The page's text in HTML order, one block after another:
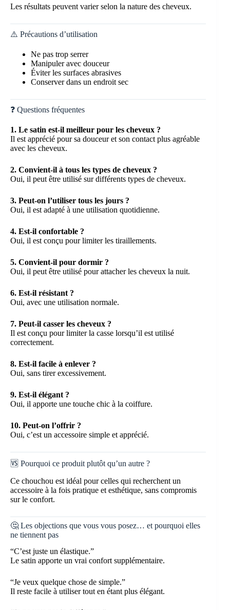
Les résultats peuvent varier selon la nature des cheveux.
⚠️ Précautions d’utilisation
Ne pas trop serrer
Manipuler avec douceur
Éviter les surfaces abrasives
Conserver dans un endroit sec
❓ Questions fréquentes
1. Le satin est-il meilleur pour les cheveux ?
Il est apprécié pour sa douceur et son contact plus agréable
avec les cheveux.
2. Convient-il à tous les types de cheveux ?
Oui, il peut être utilisé sur différents types de cheveux.
3. Peut-on l’utiliser tous les jours ?
Oui, il est adapté à une utilisation quotidienne.
4. Est-il confortable ?
Oui, il est conçu pour limiter les tiraillements.
5. Convient-il pour dormir ?
Oui, il peut être utilisé pour attacher les cheveux la nuit.
6. Est-il résistant ?
Oui, avec une utilisation normale.
7. Peut-il casser les cheveux ?
Il est conçu pour limiter la casse lorsqu’il est utilisé
correctement.
8. Est-il facile à enlever ?
Oui, sans tirer excessivement.
9. Est-il élégant ?
Oui, il apporte une touche chic à la coiffure.
10. Peut-on l’offrir ?
Oui, c’est un accessoire simple et apprécié.
🆚 Pourquoi ce produit plutôt qu’un autre ?
Ce chouchou est idéal pour celles qui recherchent un
accessoire à la fois pratique et esthétique, sans compromis
sur le confort.
🤔 Les objections que vous vous posez… et pourquoi elles
ne tiennent pas
“C’est juste un élastique.”
Le satin apporte un vrai confort supplémentaire.
“Je veux quelque chose de simple.”
Il reste facile à utiliser tout en étant plus élégant.